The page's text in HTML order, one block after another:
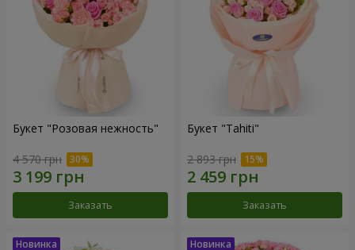
Букет "Розовая нежность"
4 570 грн
Заказать
Букет "Tahiti"
2 893 грн
Заказать